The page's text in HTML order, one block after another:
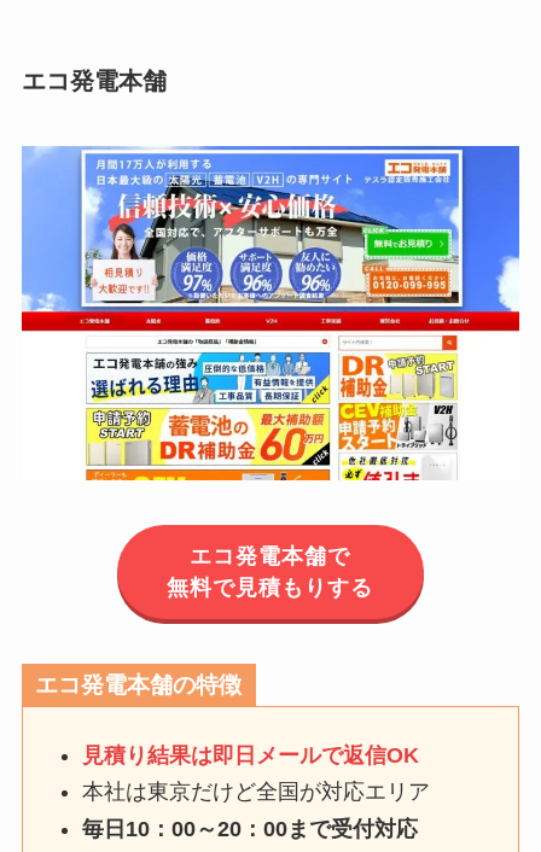
エコ発電本舗
エコ発電本舗で
無料で見積もりする
エコ発電本舗の特徴
見積り結果は即日メールで返信OK
本社は東京だけど全国が対応エリア
毎日10：00～20：00まで受付対応